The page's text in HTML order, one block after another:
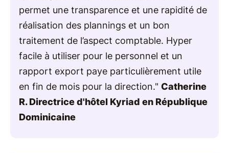
permet une transparence et une rapidité de
réalisation des plannings et un bon
traitement de l’aspect comptable. Hyper
facile à utiliser pour le personnel et un
rapport export paye particulièrement utile
en fin de mois pour la direction." Catherine
R. Directrice d'hôtel Kyriad en République
Dominicaine